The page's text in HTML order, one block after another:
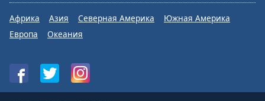
Африка Азия Северная Америка
Южная Америка
Европа
Океания